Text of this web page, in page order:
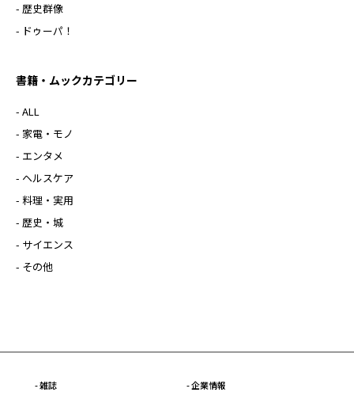
- 歴史群像
- ドゥーパ！
書籍・ムックカテゴリー
- ALL
- 家電・モノ
- エンタメ
- ヘルスケア
- 料理・実用
- 歴史・城
- サイエンス
- その他
- 雑誌
- 企業情報